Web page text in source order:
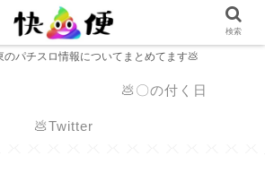
のパチスロ情報についてまとめてます💩
💩〇の付く日
💩Twitter
検索